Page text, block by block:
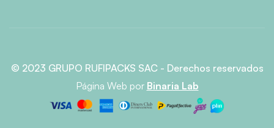
© 2023 GRUPO RUFIPACKS SAC - Derechos reservados
Página Web por Binaria Lab